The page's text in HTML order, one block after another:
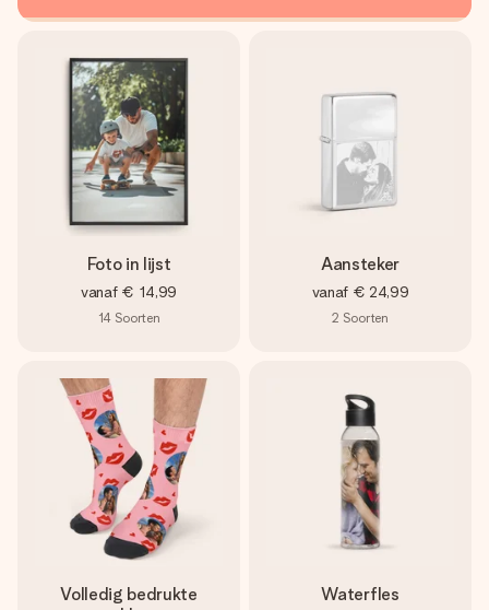
Foto in lijst
vanaf € 14,99
14 Soorten
Aansteker
vanaf € 24,99
2 Soorten
Volledig bedrukte
Waterfles